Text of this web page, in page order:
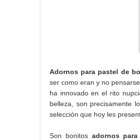
Adornos para pastel de
ser como eran y no
ha innovado en el rito
belleza, son precisamente
selección que hoy les
Son bonitos adornos